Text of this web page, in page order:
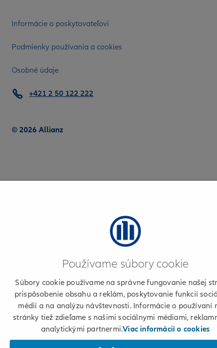
Informácie o poskytovateľovi
Podmienky používania a cookies
Osobné údaje
© 2026 Allianz
+421 2 50 122 222
Používame súbory cookie
Súbory cookie používame na správne fungovanie našej
prispôsobenie obsahu a reklám, poskytovanie funkcií
médií a na analýzu návštevnosti. Informácie o používaní
stránky tiež zdieľame s našimi sociálnymi médiami,
analytickými partnermi.Viac informácií o cookies